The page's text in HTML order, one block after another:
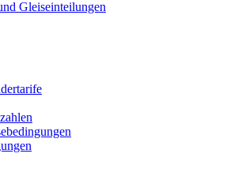
Gleiseinteilungen